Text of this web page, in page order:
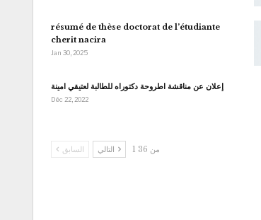
résumé de thèse doctorat de l’étudiante
cherit nacira
Jan 30, 2025
إعلان عن مناقشة اطروحة دكتوراه للطالبة لعتيقي امينة
Déc 22, 2022
السابق 1 من 36